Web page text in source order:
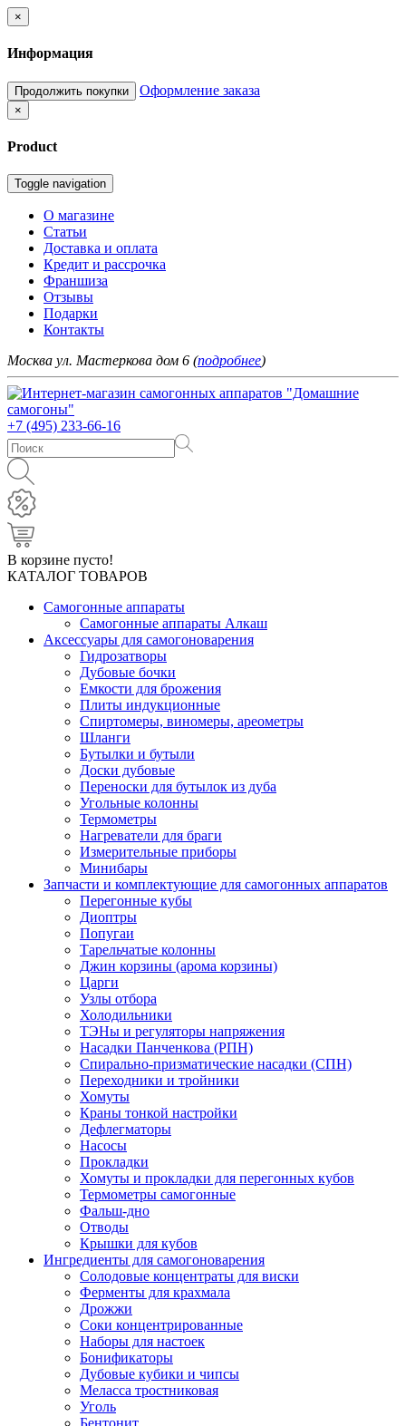
×
Информация
Продолжить покупки Оформление заказа
×
Product
Toggle navigation
О магазине
Статьи
Доставка и оплата
Кредит и рассрочка
Франшиза
Отзывы
Подарки
Контакты
Москва ул. Мастеркова дом 6 (подробнее)
+7 (495) 233-66-16
В корзине пусто!
КАТАЛОГ ТОВАРОВ
Самогонные аппараты
Самогонные аппараты Алкаш
Аксессуары для самогоноварения
Гидрозатворы
Дубовые бочки
Емкости для брожения
Плиты индукционные
Спиртомеры, виномеры, ареометры
Шланги
Бутылки и бутыли
Доски дубовые
Переноски для бутылок из дуба
Угольные колонны
Термометры
Нагреватели для браги
Измерительные приборы
Минибары
Запчасти и комплектующие для самогонных аппаратов
Перегонные кубы
Диоптры
Попугаи
Тарельчатые колонны
Джин корзины (арома корзины)
Царги
Узлы отбора
Холодильники
ТЭНы и регуляторы напряжения
Насадки Панченкова (РПН)
Спирально-призматические насадки (СПН)
Переходники и тройники
Хомуты
Краны тонкой настройки
Дефлегматоры
Насосы
Прокладки
Хомуты и прокладки для перегонных кубов
Термометры самогонные
Фальш-дно
Отводы
Крышки для кубов
Ингредиенты для самогоноварения
Солодовые концентраты для виски
Ферменты для крахмала
Дрожжи
Cоки концентрированные
Наборы для настоек
Бонификаторы
Дубовые кубики и чипсы
Меласса тростниковая
Уголь
Бентонит